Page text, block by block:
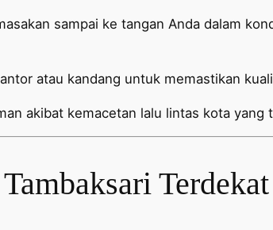
sampai ke tangan Anda dalam
atau kandang untuk memastikan
akibat kemacetan lalu lintas kota yang